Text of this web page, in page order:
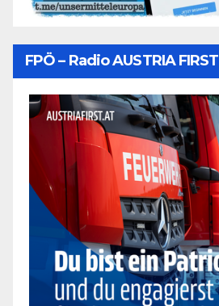
FPÖ – Radio AUSTRIA FIRST